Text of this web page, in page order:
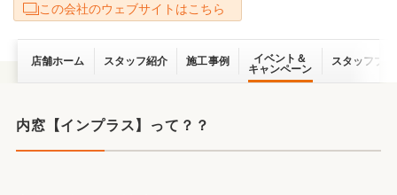
この会社のウェブサイトはこちら
店舗ホーム スタッフ紹介 施工事例
イベント＆
キャンペーン
スタッフブ
内窓【インプラス】って？？